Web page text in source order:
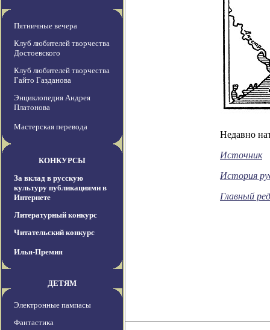
Пятничные вечера
Клуб любителей творчества
Достоевского
Клуб любителей творчества
Гайто Газданова
Энциклопедия Андрея
Платонова
Мастерская перевода
КОНКУРСЫ
За вклад в русскую
культуру публикациями в
Интернете
Литературный конкурс
Читательский конкурс
Илья-Премия
ДЕТЯМ
Электронные пампасы
Фантастика
Недавно
Источник
История
Главный